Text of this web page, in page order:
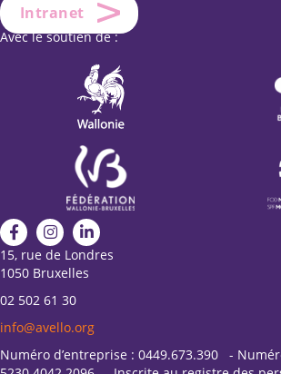
Intranet
Avec le soutien de :
15, rue de Londres
1050 Bruxelles
02 502 61 30
info@avello.org
Numéro d’entreprise : 0449.673.390 -